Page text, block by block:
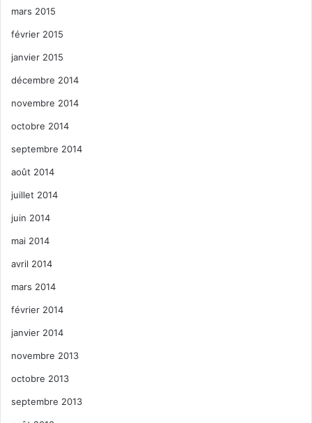
mars 2015
février 2015
janvier 2015
décembre 2014
novembre 2014
octobre 2014
septembre 2014
août 2014
juillet 2014
juin 2014
mai 2014
avril 2014
mars 2014
février 2014
janvier 2014
novembre 2013
octobre 2013
septembre 2013